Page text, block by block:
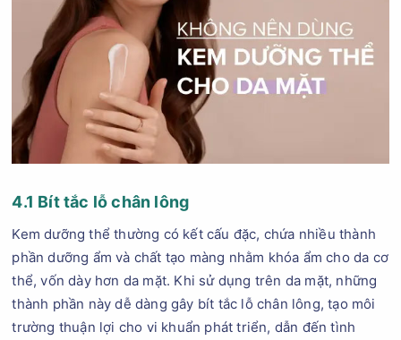
4.1 Bít tắc lỗ chân lông
Kem dưỡng thể thường có kết cấu đặc, chứa nhiều thành
phần dưỡng ẩm và chất tạo màng nhằm khóa ẩm cho da cơ
thể, vốn dày hơn da mặt. Khi sử dụng trên da mặt, những
thành phần này dễ dàng gây bít tắc lỗ chân lông, tạo môi
trường thuận lợi cho vi khuẩn phát triển, dẫn đến tình